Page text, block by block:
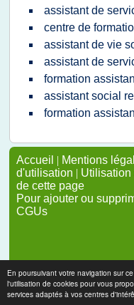
En poursuivant votre navigation sur
l'utilisation de cookies pour vous
services adaptés à vos centres
assistant de
centre de
assistant de vie
assistant de
formation
assistant social
formation
Accueil | Mentions
d'utilisation | Utilisation
de cette page
Pour ajouter ou
CGUs